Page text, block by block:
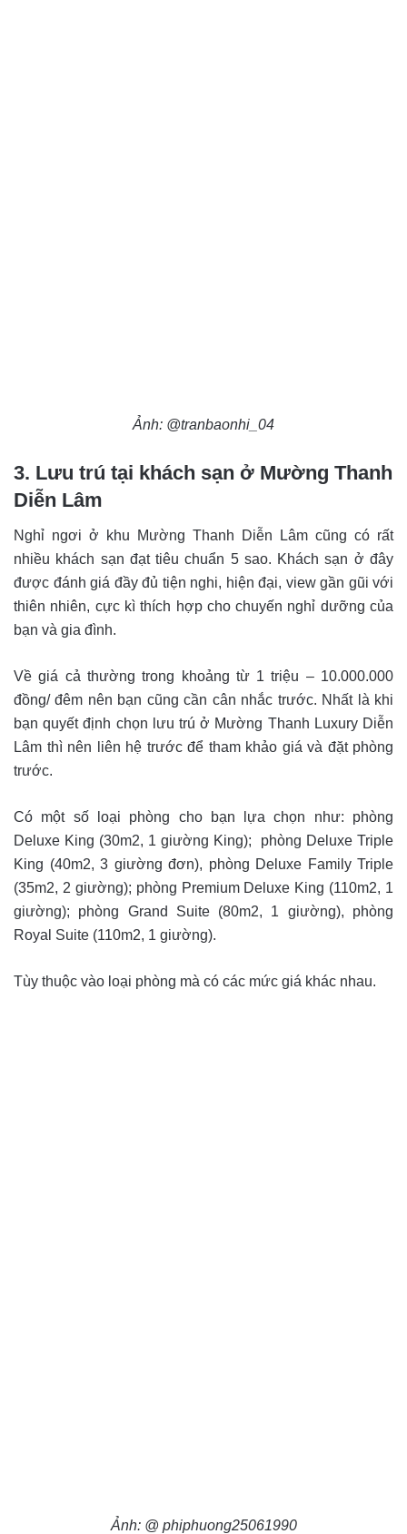
Ảnh: @tranbaonhi_04
3. Lưu trú tại khách sạn ở Mường Thanh
Diễn Lâm
Nghỉ ngơi ở khu Mường Thanh Diễn Lâm cũng có rất
nhiều khách sạn đạt tiêu chuẩn 5 sao. Khách sạn ở đây
được đánh giá đầy đủ tiện nghi, hiện đại, view gần gũi với
thiên nhiên, cực kì thích hợp cho chuyến nghỉ dưỡng của
bạn và gia đình.
Về giá cả thường trong khoảng từ 1 triệu – 10.000.000
đồng/ đêm nên bạn cũng cần cân nhắc trước. Nhất là khi
bạn quyết định chọn lưu trú ở Mường Thanh Luxury Diễn
Lâm thì nên liên hệ trước để tham khảo giá và đặt phòng
trước.
Có một số loại phòng cho bạn lựa chọn như: phòng
Deluxe King (30m2, 1 giường King); phòng Deluxe Triple
King (40m2, 3 giường đơn), phòng Deluxe Family Triple
(35m2, 2 giường); phòng Premium Deluxe King (110m2, 1
giường); phòng Grand Suite (80m2, 1 giường), phòng
Royal Suite (110m2, 1 giường).
Tùy thuộc vào loại phòng mà có các mức giá khác nhau.
Ảnh: @ phiphuong25061990